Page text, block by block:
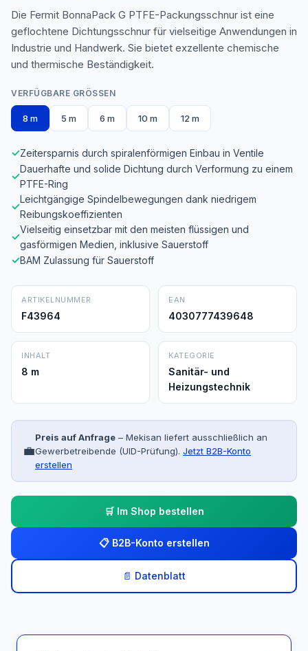
Die Fermit BonnaPack G PTFE-Packungsschnur ist eine
geflochtene Dichtungsschnur für vielseitige Anwendungen in
Industrie und Handwerk. Sie bietet exzellente chemische
und thermische Beständigkeit.
VERFÜGBARE GRÖSSEN
8 m 5 m 6 m 10 m 12 m
✓Zeitersparnis durch spiralenförmigen Einbau in Ventile
✓
Dauerhafte und solide Dichtung durch Verformung zu einem
PTFE-Ring
✓
Leichtgängige Spindelbewegungen dank niedrigem
Reibungskoeffizienten
✓
Vielseitig einsetzbar mit den meisten flüssigen und
gasförmigen Medien, inklusive Sauerstoff
✓BAM Zulassung für Sauerstoff
ARTIKELNUMMER
F43964
EAN
4030777439648
INHALT
8 m
KATEGORIE
Sanitär- und
Heizungstechnik
💼
Preis auf Anfrage – Mekisan liefert ausschließlich an
Gewerbetreibende (UID-Prüfung). Jetzt B2B-Konto
erstellen
🛒 Im Shop bestellen
📋 B2B-Konto erstellen
📄 Datenblatt